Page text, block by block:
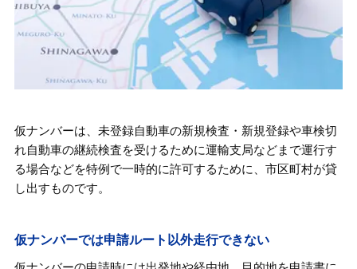
仮ナンバーは、未登録自動車の新規検査・新規登録や車検切
れ自動車の継続検査を受けるために運輸支局などまで運行す
る場合などを特例で一時的に許可するために、市区町村が貸
し出すものです。
仮ナンバーでは申請ルート以外走行できない